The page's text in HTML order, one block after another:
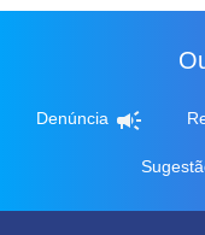
Denúncia campaign